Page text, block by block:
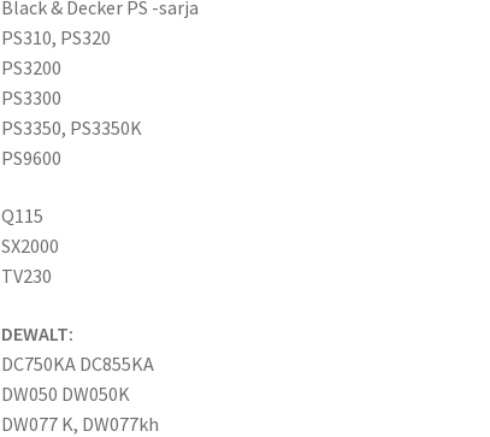
Black & Decker PS -sarja
PS310, PS320
PS3200
PS3300
PS3350, PS3350K
PS9600
Q115
SX2000
TV230
DEWALT:
DC750KA DC855KA
DW050 DW050K
DW077 K, DW077kh